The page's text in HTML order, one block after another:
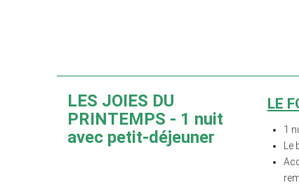
LES JOIES DU
PRINTEMPS - 1 nuit
avec petit-déjeuner
LE
1